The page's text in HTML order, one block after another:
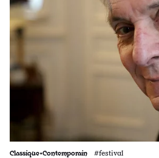
Classique•Contemporain #festival